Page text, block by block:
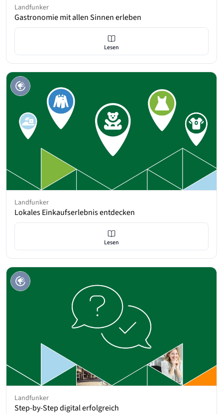
Landfunker
Gastronomie mit allen Sinnen erleben
Lesen
Landfunker
Lokales Einkaufserlebnis entdecken
Lesen
Landfunker
Step-by-Step digital erfolgreich